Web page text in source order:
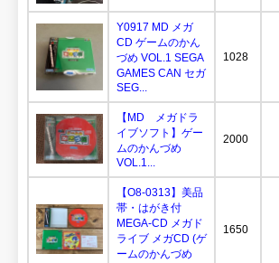
Y0917 MD メガ
CD ゲームのかん
づめ VOL.1 SEGA
GAMES CAN セガ
SEG...
1028
【MD メガドラ
イブソフト】ゲー
ムのかんづめ
VOL.1...
2000
【O8-0313】美品
帯・はがき付
MEGA-CD メガド
ライブ メガCD (ゲ
ームのかんづめ
1650